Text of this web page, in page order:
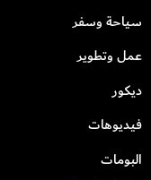
سياحة وسفر
عمل وتطوير
ديكور
فيديوهات
البومات